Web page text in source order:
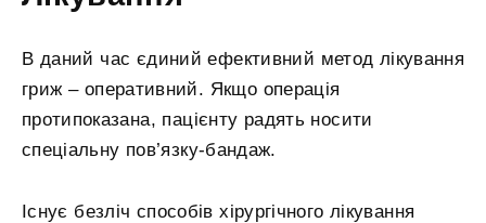
В даний час єдиний ефективний метод лікування
гриж – оперативний. Якщо операція
протипоказана, пацієнту радять носити
спеціальну пов’язку-бандаж.
Існує безліч способів хірургічного лікування